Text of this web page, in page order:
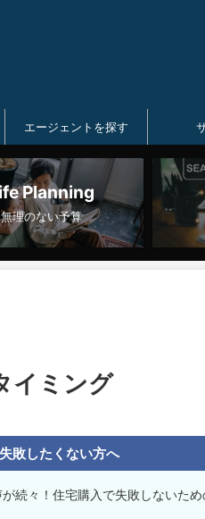
エージェントを探す
Planning
無理のない予算
イミング
敗したくない方へ
続々！住宅購入で失敗しないた